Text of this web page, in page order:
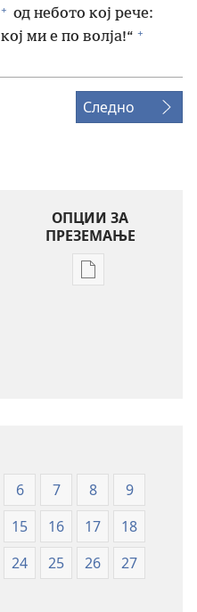
+ од небото кој рече:
кој ми е по волја!“ +
Следно
ОПЦИИ ЗА
ПРЕЗЕМАЊЕ
Опции
писмо
—
превод
Нов
свет
6 7 8
9
15 16 17
18
24 25 26
27